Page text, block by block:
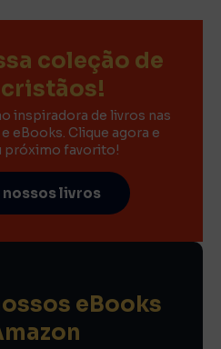
coleção de
inspiradora de livros nas
eBooks. Clique agora e
próximo favorito!
nossos livros
eBooks